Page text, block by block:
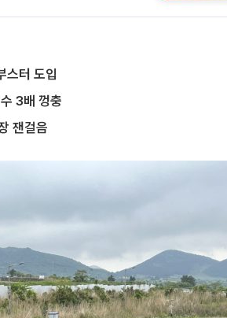
스터 도입
3배 껑충
잰걸음